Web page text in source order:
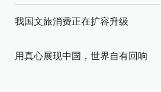
我国文旅消费正在扩容升级
用真心展现中国，世界自有回响